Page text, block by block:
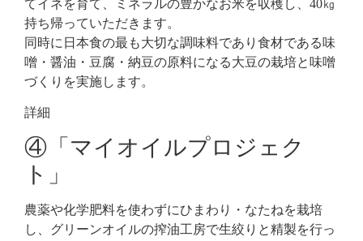
てイネを育て、ミネラルの豊かなお米を収穫し、40㎏
持ち帰っていただきます。
同時に日本食の最も大切な調味料であり食材である味
噌・醤油・豆腐・納豆の原料になる大豆の栽培と味噌
づくりを実施します。
詳細
④「マイオイルプロジェク
ト」
農薬や化学肥料を使わずにひまわり・なたねを栽培
し、グリーンオイルの搾油工房で生絞りと精製を行っ